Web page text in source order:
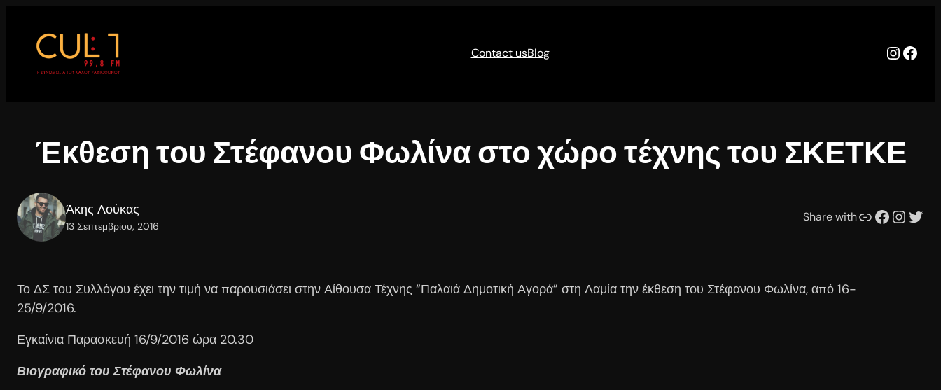
περιεχόμενο
Contact usBlog
Έκθεση του Στέφανου Φωλίνα στο χώρο τέχνης του ΣΚΕΤΚΕ
Άκης Λούκας
13 Σεπτεμβρίου, 2016
Share withΣυνδέσμου Facebook Instagram Twitter
Το ΔΣ του Συλλόγου έχει την τιμή να παρουσιάσει στην Αίθουσα Τέχνης “Παλαιά Δημοτική Αγορά” στη Λαμία την έκθεση του Στέφανου Φωλίνα, από 16-
25/9/2016.
Εγκαίνια Παρασκευή 16/9/2016 ώρα 20.30
Βιογραφικό του Στέφανου Φωλίνα